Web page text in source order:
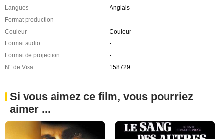
Langues
Anglais
Format production
-
Couleur
Couleur
Format audio
-
Format de projection
-
N° de Visa
158729
Si vous aimez ce film, vous pourriez
aimer ...